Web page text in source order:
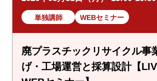
単独講師 WEBセミナー
廃プラスチックリサイクル事
げ・工場運営と採算設計【